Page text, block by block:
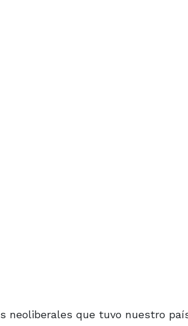
neoliberales que tuvo nuestro